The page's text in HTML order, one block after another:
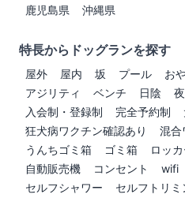
鹿児島県
沖縄県
特長からドッグランを探す
屋外 屋内 坂 プール お
アジリティ
ベンチ 日陰
入会制・登録制
完全予約制
狂犬病ワクチン確認あり
混合
うんちゴミ箱
ゴミ箱 ロッ
自動販売機
コンセント wifi
セルフシャワー
セルフトリミ